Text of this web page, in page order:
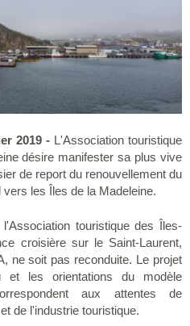
2019 -L'Association touristique
désire manifester sa plus vive
de report du renouvellement du
les Îles de la Madeleine.
touristique des Îles-
croisière sur le Saint-Laurent,
ne soit pas reconduite. Le projet
et les orientations du modèle
aux attentes de
de l'industrie touristique.